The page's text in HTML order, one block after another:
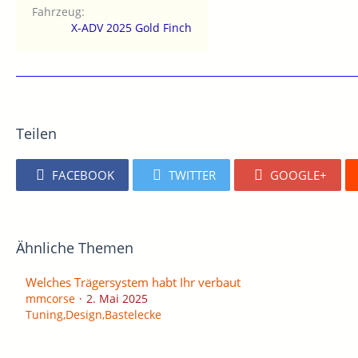
Fahrzeug
X-ADV 2025 Gold Finch
Teilen
FACEBOOK TWITTER GOOGLE+
Ähnliche Themen
Welches Trägersystem habt Ihr verbaut
mmcorse
2. Mai 2025
Tuning,Design,Bastelecke